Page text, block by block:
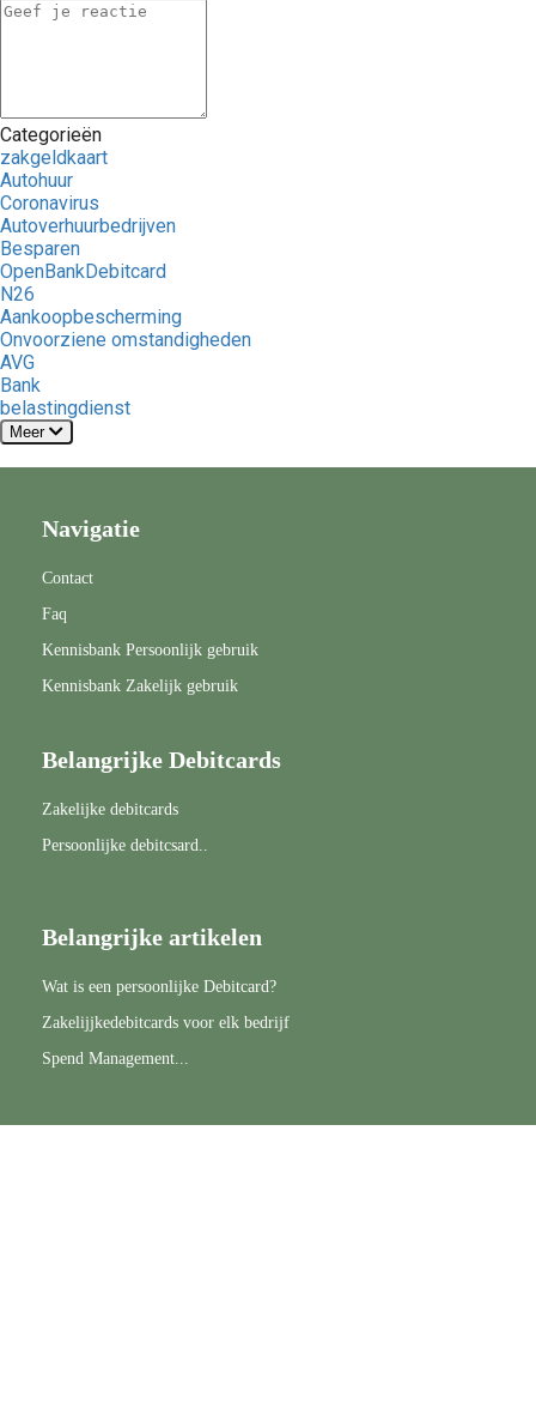
Categorieën
zakgeldkaart
Autohuur
Coronavirus
Autoverhuurbedrijven
Besparen
OpenBankDebitcard
N26
Aankoopbescherming
Onvoorziene omstandigheden
AVG
Bank
belastingdienst
Meer
Navigatie
Contact
Faq
Kennisbank Persoonlijk gebruik
Kennisbank Zakelijk gebruik
Belangrijke Debitcards
Zakelijke debitcards
Persoonlijke debitcsard..
Belangrijke artikelen
Wat is een persoonlijke Debitcard?
Zakelijjkedebitcards voor elk bedrijf
Spend Management...